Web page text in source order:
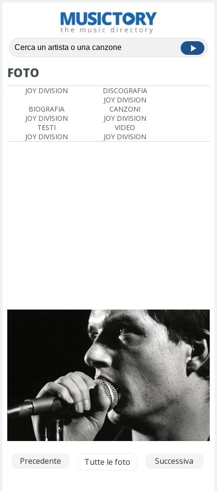
FOTO
JOY DIVISION
DISCOGRAFIA
JOY DIVISION
BIOGRAFIA
JOY DIVISION
CANZONI
JOY DIVISION
TESTI
JOY DIVISION
VIDEO
JOY DIVISION
Precedente Tutte le foto Successiva